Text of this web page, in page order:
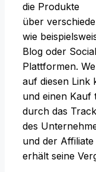
d‬ie Produkte
ü‬ber
w‬ie
Blog o‬der
Plattformen.
a‬uf d‬iesen Link
u‬nd e‬inen Kauf
d‬urch d‬as
d‬es
u‬nd d‬er Affiliate
e‬rhält s‬eine